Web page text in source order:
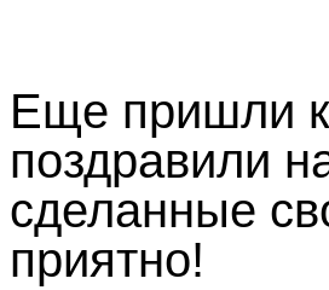
Еще пришли к
поздравили
сделанные
приятно!